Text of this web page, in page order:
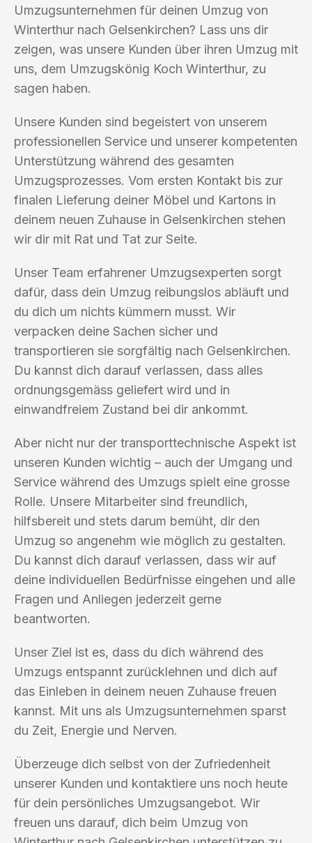
Umzugsunternehmen für deinen Umzug von
Winterthur nach Gelsenkirchen? Lass uns dir
zeigen, was unsere Kunden über ihren Umzug mit
uns, dem Umzugskönig Koch Winterthur, zu
sagen haben.
Unsere Kunden sind begeistert von unserem
professionellen Service und unserer kompetenten
Unterstützung während des gesamten
Umzugsprozesses. Vom ersten Kontakt bis zur
finalen Lieferung deiner Möbel und Kartons in
deinem neuen Zuhause in Gelsenkirchen stehen
wir dir mit Rat und Tat zur Seite.
Unser Team erfahrener Umzugsexperten sorgt
dafür, dass dein Umzug reibungslos abläuft und
du dich um nichts kümmern musst. Wir
verpacken deine Sachen sicher und
transportieren sie sorgfältig nach Gelsenkirchen.
Du kannst dich darauf verlassen, dass alles
ordnungsgemäss geliefert wird und in
einwandfreiem Zustand bei dir ankommt.
Aber nicht nur der transporttechnische Aspekt ist
unseren Kunden wichtig – auch der Umgang und
Service während des Umzugs spielt eine grosse
Rolle. Unsere Mitarbeiter sind freundlich,
hilfsbereit und stets darum bemüht, dir den
Umzug so angenehm wie möglich zu gestalten.
Du kannst dich darauf verlassen, dass wir auf
deine individuellen Bedürfnisse eingehen und alle
Fragen und Anliegen jederzeit gerne
beantworten.
Unser Ziel ist es, dass du dich während des
Umzugs entspannt zurücklehnen und dich auf
das Einleben in deinem neuen Zuhause freuen
kannst. Mit uns als Umzugsunternehmen sparst
du Zeit, Energie und Nerven.
Überzeuge dich selbst von der Zufriedenheit
unserer Kunden und kontaktiere uns noch heute
für dein persönliches Umzugsangebot. Wir
freuen uns darauf, dich beim Umzug von